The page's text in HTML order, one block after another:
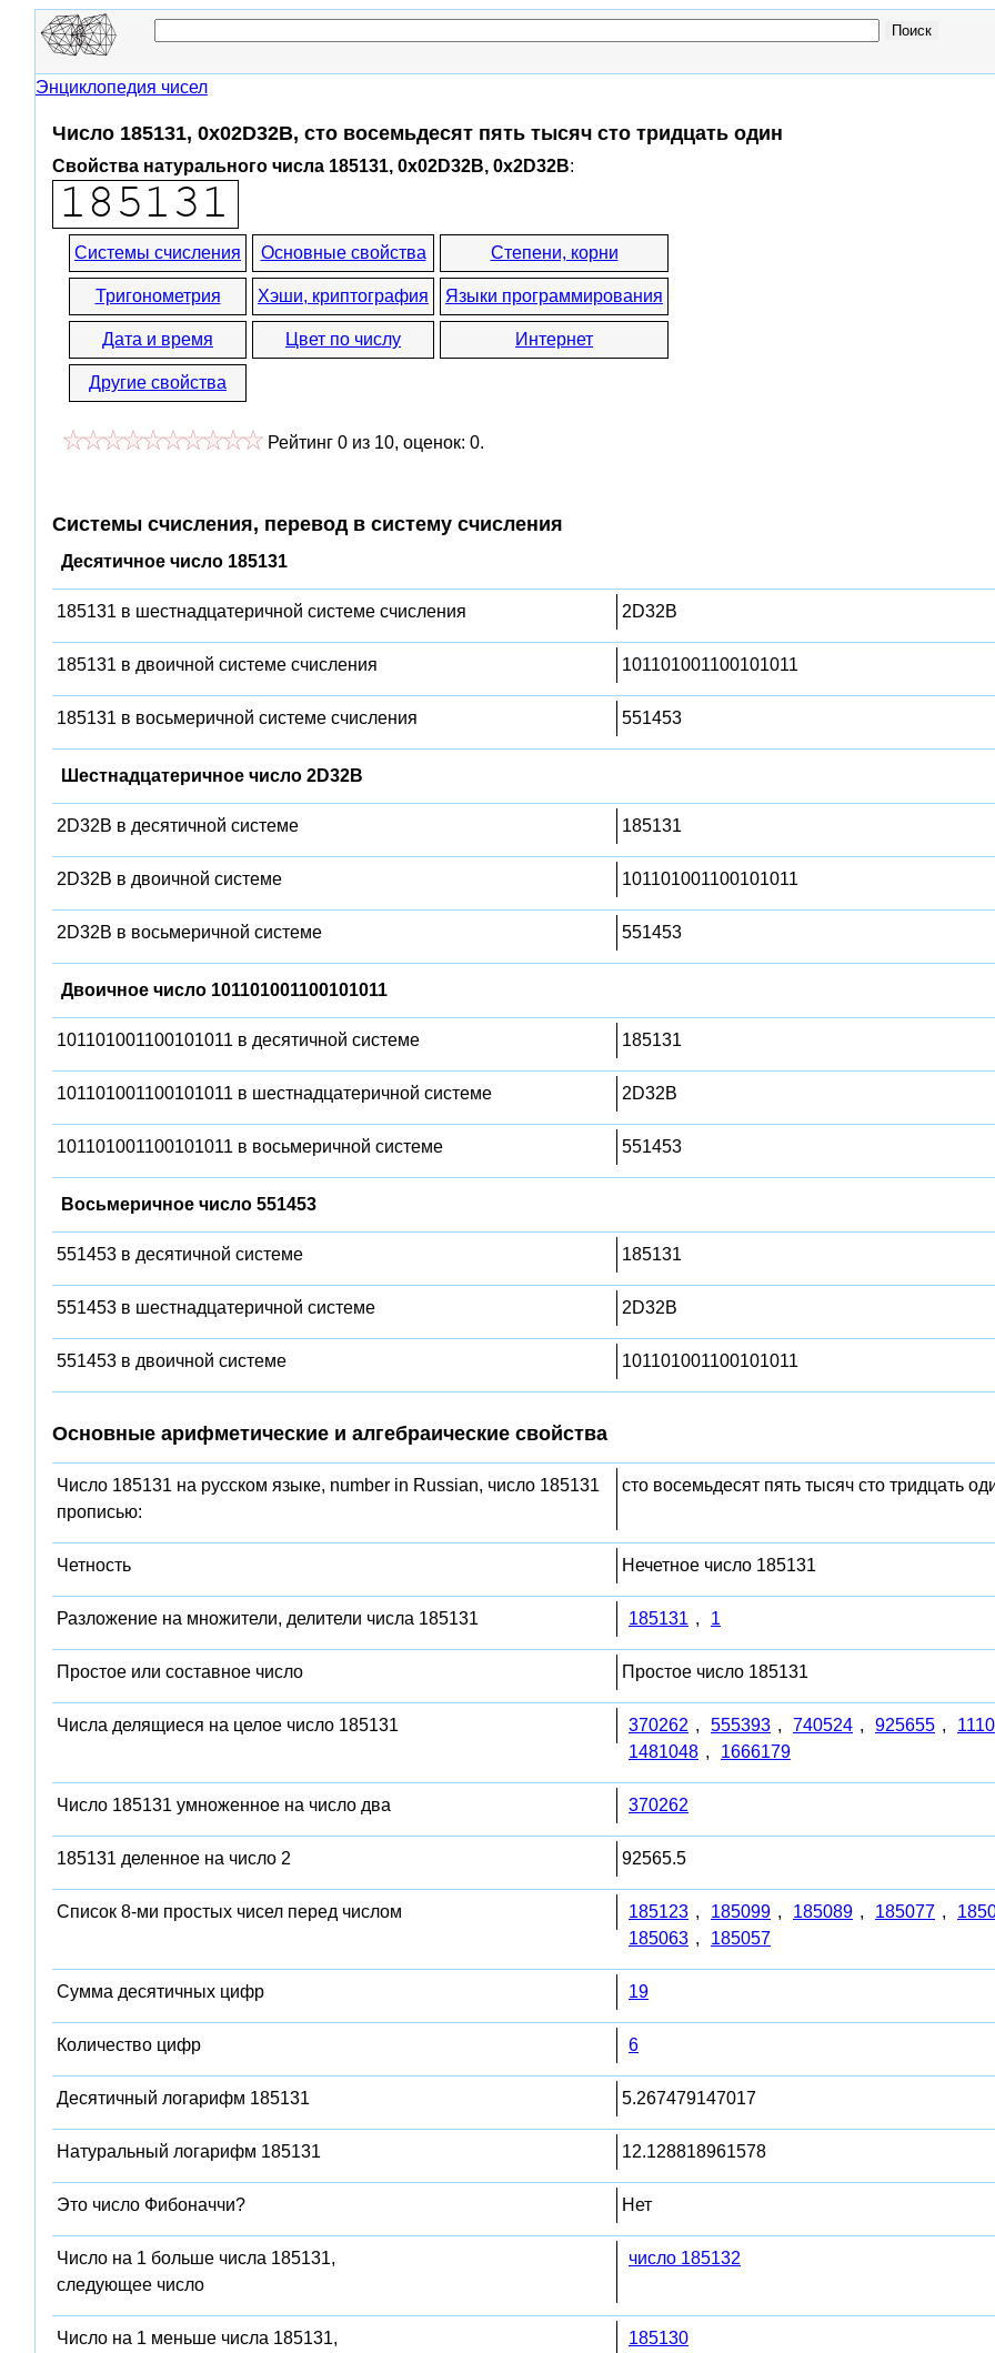
Энциклопедия чисел
Число 185131, 0x02D32B, сто восемьдесят пять тысяч сто тридцать один
Свойства натурального числа 185131, 0x02D32B, 0x2D32B:
Системы счисления Основные свойства Степени, корни
Тригонометрия Хэши, криптография Языки программирования
Дата и время Цвет по числу Интернет
Другие свойства
Рейтинг 0 из 10, оценок: 0.
Системы счисления, перевод в систему счисления
Десятичное число 185131
185131 в шестнадцатеричной системе счисления 2D32B
185131 в двоичной системе счисления 101101001100101011
185131 в восьмеричной системе счисления 551453
Шестнадцатеричное число 2D32B
2D32B в десятичной системе 185131
2D32B в двоичной системе 101101001100101011
2D32B в восьмеричной системе 551453
Двоичное число 101101001100101011
101101001100101011 в десятичной системе 185131
101101001100101011 в шестнадцатеричной системе 2D32B
101101001100101011 в восьмеричной системе 551453
Восьмеричное число 551453
551453 в десятичной системе 185131
551453 в шестнадцатеричной системе 2D32B
551453 в двоичной системе 101101001100101011
Основные арифметические и алгебраические свойства
Число 185131 на русском языке, number in Russian, число 185131
прописью:
сто восемьдесят пять тысяч сто тридцать
Четность Нечетное число 185131
Разложение на множители, делители числа 185131 185131 , 1
Простое или составное число Простое число 185131
Числа делящиеся на целое число 185131 370262 , 555393 , 740524 , 925655 ,
1481048 , 1666179
Число 185131 умноженное на число два 370262
185131 деленное на число 2 92565.5
Список 8-ми простых чисел перед числом 185123 , 185099 , 185089 , 185077 ,
185063 , 185057
Сумма десятичных цифр 19
Количество цифр 6
Десятичный логарифм 185131 5.267479147017
Натуральный логарифм 185131 12.128818961578
Это число Фибоначчи? Нет
Число на 1 больше числа 185131,
следующее число
число 185132
Число на 1 меньше числа 185131,
185130